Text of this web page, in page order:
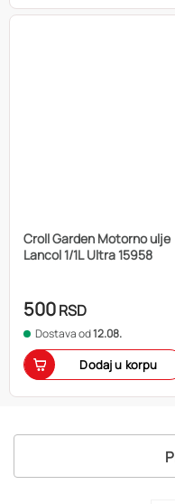
Croll Garden Motorno ulje
Lancol 1/1L Ultra 15958
500RSD
Dostava od12.08.
Dodaj u korpu